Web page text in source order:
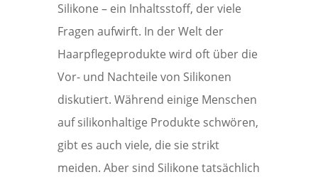
Silikone – ein Inhaltsstoff, der viele
Fragen aufwirft. In der Welt der
Haarpflegeprodukte wird oft über die
Vor- und Nachteile von Silikonen
diskutiert. Während einige Menschen
auf silikonhaltige Produkte schwören,
gibt es auch viele, die sie strikt
meiden. Aber sind Silikone tatsächlich